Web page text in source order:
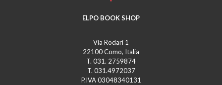
ELPO BOOK SHOP
Via Rodari 1
22100 Como, Italia
T. 031. 2759874
T. 031.4972037
P.IVA 03048340131